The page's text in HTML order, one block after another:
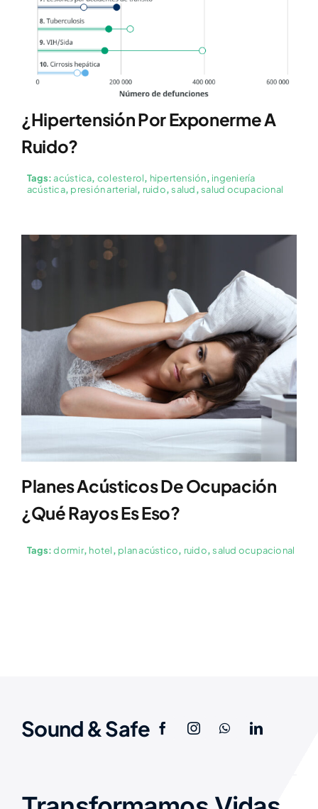
¿Hipertensión Por Exponerme A
Ruido?
Tags:acústica, colesterol, hipertensión, ingeniería
acústica, presión arterial, ruido,salud,salud ocupacional
Planes Acústicos De Ocupación
¿Qué Rayos Es Eso?
Tags:dormir, hotel, plan acústico, ruido,salud ocupacional
Sound & Safe